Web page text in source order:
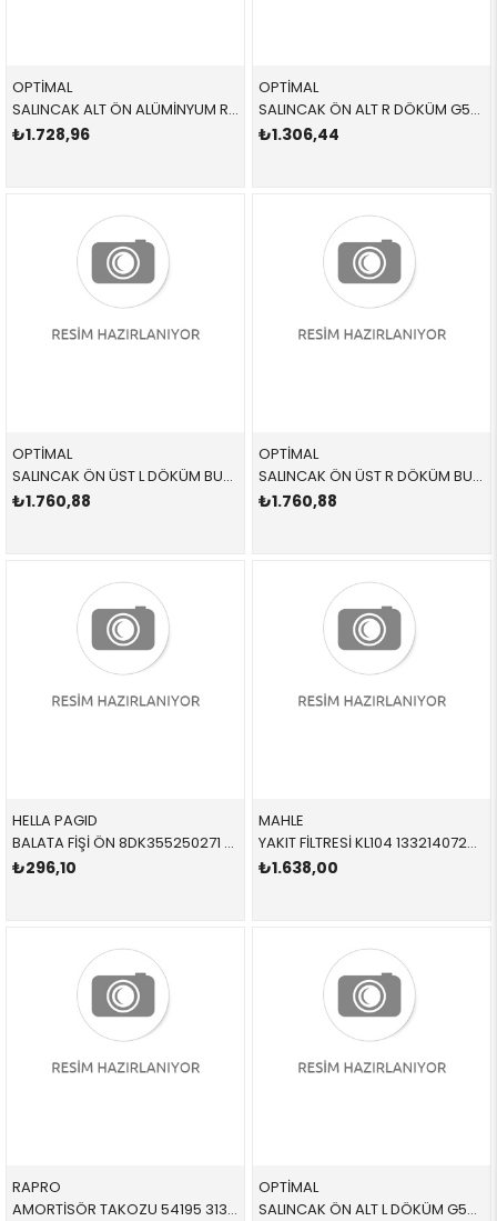
OPTİMAL
SALINCAK ALT ÖN ALÜMİNYUM R G5509 31121139988 31121139988 E34,E32 SAĞ 1990-1996
₺1.728,96
OPTİMAL
SALINCAK ÖN ALT R DÖKÜM G5577 31121139992 31121139992 E24,E28,E34,E32 SAĞ 1982-1995
₺1.306,44
OPTİMAL
SALINCAK ÖN ÜST L DÖKÜM BURÇSUZ G5051 31121141097 31121141097 E34 SOL 1990-1996
₺1.760,88
OPTİMAL
SALINCAK ÖN ÜST R DÖKÜM BURÇSUZ G5050 31121141098 31121141098 E34 SAĞ 1990-1996
₺1.760,88
HELLA PAGID
BALATA FİŞİ ÖN 8DK355250271 34352229018 34352229018 E39 1996-2003
₺296,10
MAHLE
YAKIT FİLTRESİ KL104 13321407299 13327831089 E39,E52 M5 1993-2001
₺1.638,00
RAPRO
AMORTİSÖR TAKOZU 54195 31331139452 31331139452 E34,E24,E28,E30 1.6,1.8,2.0,2.4,2.5,M3 ÖN SAĞ-SOL 1980-1995
OPTİMAL
SALINCAK ÖN ALT L DÖKÜM G5576 31121139991 31121139991 E24,E28,E34,E32 SOL 1982-1995